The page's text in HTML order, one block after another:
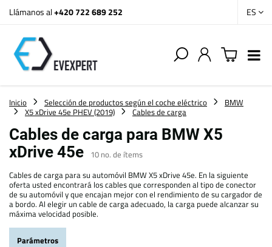
Llámanos al+420 722 689 252 ES
Inicio Selección de productos según el coche eléctrico
BMW
X5 xDrive 45e PHEV (2019)
Cables de carga
Cables de carga para BMW X5
xDrive 45e 10 no. de ítems
Cables de carga para su automóvil BMW X5 xDrive 45e. En la siguiente
oferta usted encontrará los cables que corresponden al tipo de conector
de su automóvil y que encajan mejor con el rendimiento de su cargador de
a bordo. Al elegir un cable de carga adecuado, la carga puede alcanzar su
máxima velocidad posible.
Parámetros